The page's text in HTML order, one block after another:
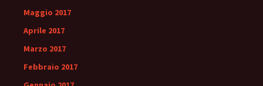
Maggio 2017
Aprile 2017
Marzo 2017
Febbraio 2017